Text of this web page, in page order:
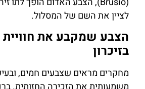
לציין את השם של המסלול.
הצבע שמקבע את
בזיכרון
מחקרים מראים שצבעים חמים,